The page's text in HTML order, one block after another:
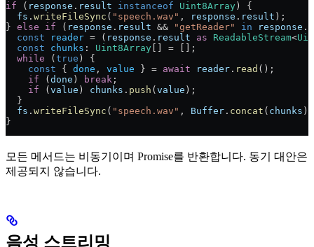
if ( response . result instanceof Uint8Array ) {
  fs
. writeFileSync ( "speech.wav" , response . result );
} else if ( response . result && "getReader" in response .
  const
reader = ( response . result as ReadableStream<
  const
chunks : Uint8Array [] = [];
  while
( true ) {
    const
{ done , value } = await reader . read ();
    if
( done ) break ;
    if
( value ) chunks . push ( value );
  }
  fs
. writeFileSync ( "speech.wav" , Buffer . concat ( chunks
}
모든 메서드는 비동기이며 Promise를 반환합니다. 동기 대안은
제공되지 않습니다.
음성 스트리밍